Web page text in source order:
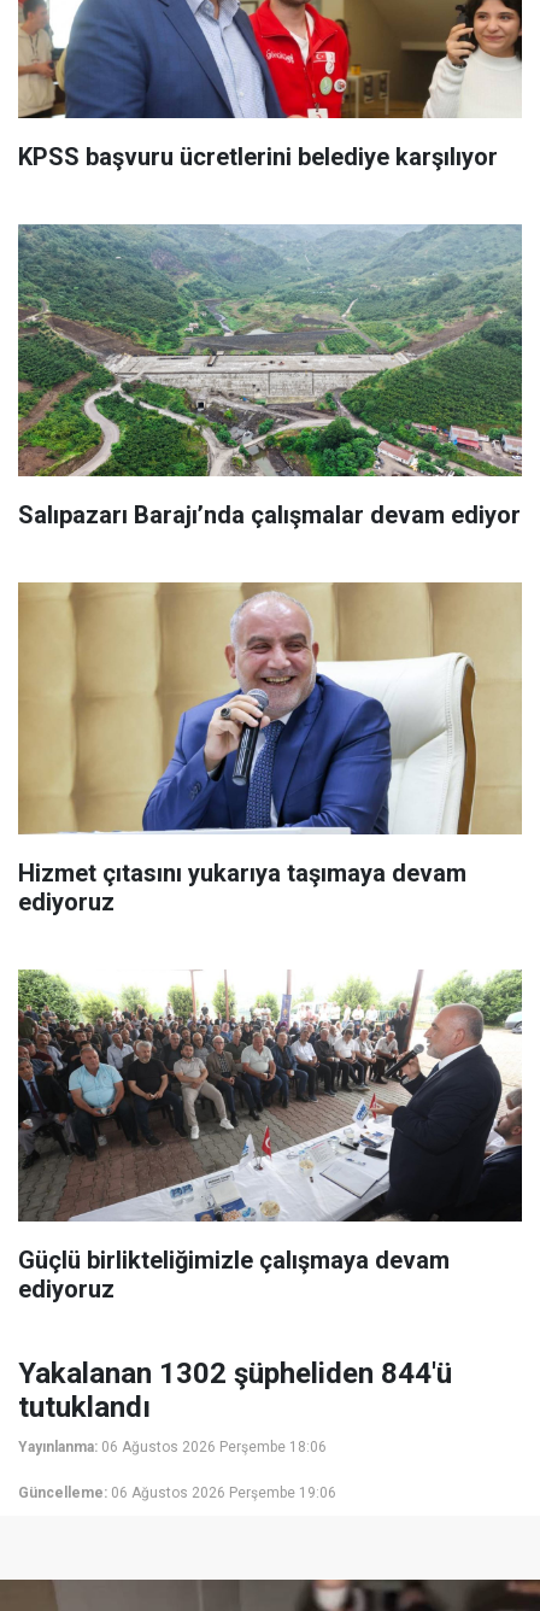
KPSS başvuru ücretlerini belediye karşılıyor
Salıpazarı Barajı’nda çalışmalar devam ediyor
Hizmet çıtasını yukarıya taşımaya devam
ediyoruz
Güçlü birlikteliğimizle çalışmaya devam
ediyoruz
Yakalanan 1302 şüpheliden 844'ü
tutuklandı
Yayınlanma: 06 Ağustos 2026 Perşembe 18:06
Güncelleme: 06 Ağustos 2026 Perşembe 19:06